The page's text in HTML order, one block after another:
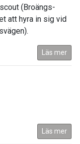
(Broängs-
att hyra in sig vid
Läs mer
Läs mer